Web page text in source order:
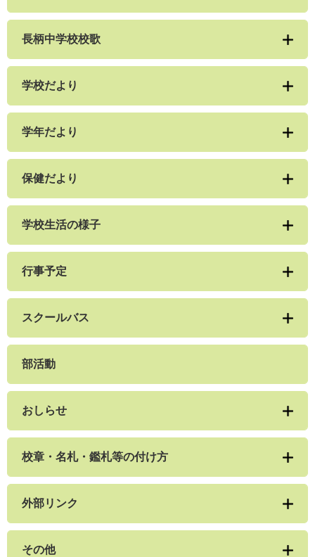
長柄中学校校歌
学校だより
学年だより
保健だより
学校生活の様子
行事予定
スクールバス
部活動
おしらせ
校章・名札・鑑札等の付け方
外部リンク
その他